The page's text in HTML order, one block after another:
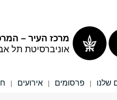
מרכז העיר –
אוניברסיטת תל
שלנו | פרסומים | אירועים |